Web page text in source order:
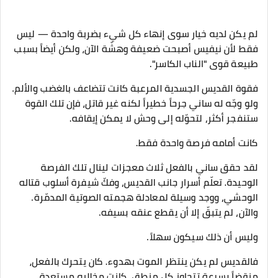
لم يكن لديه خيار سوى إنهاء كل شيء بضربة واحدة — ليس
فقط لأن نيفيس أصبحت ضعيفة وهشّة الآن، ولكن أيضاً بسبب
طبيعة قوى "الناب الكاسر".
فقوة القديس الجسدية المرعبة كانت تتضاعف بالغضب والألم.
ولو وجّه له ساني جرحاً خطيراً لكنه غير قاتل، فإن تلك القوة
ستنفجر أكثر، لتحوّله إلى وحش لا يمكن إيقافه.
كانت أمامه فرصة واحدة فقط.
لقد حقق ساني بالفعل ثلاث معجزات لينال تلك الفرصة
الوحيدة. تعلّم أسرار جانب القديس، وفكّ شيفرة أسلوب قتاله
الوحشي، ووجد وسيلة لمعادلة هجمته الصوتية المدمّرة.
والآن، لم يتبقّ إلا أن يقطع عنقه بسيفه.
وليس أن ذلك سيكون سهلاً.
فالقديس لم يكن ينتظر الموت بهدوء. كان يتحرك بالفعل،